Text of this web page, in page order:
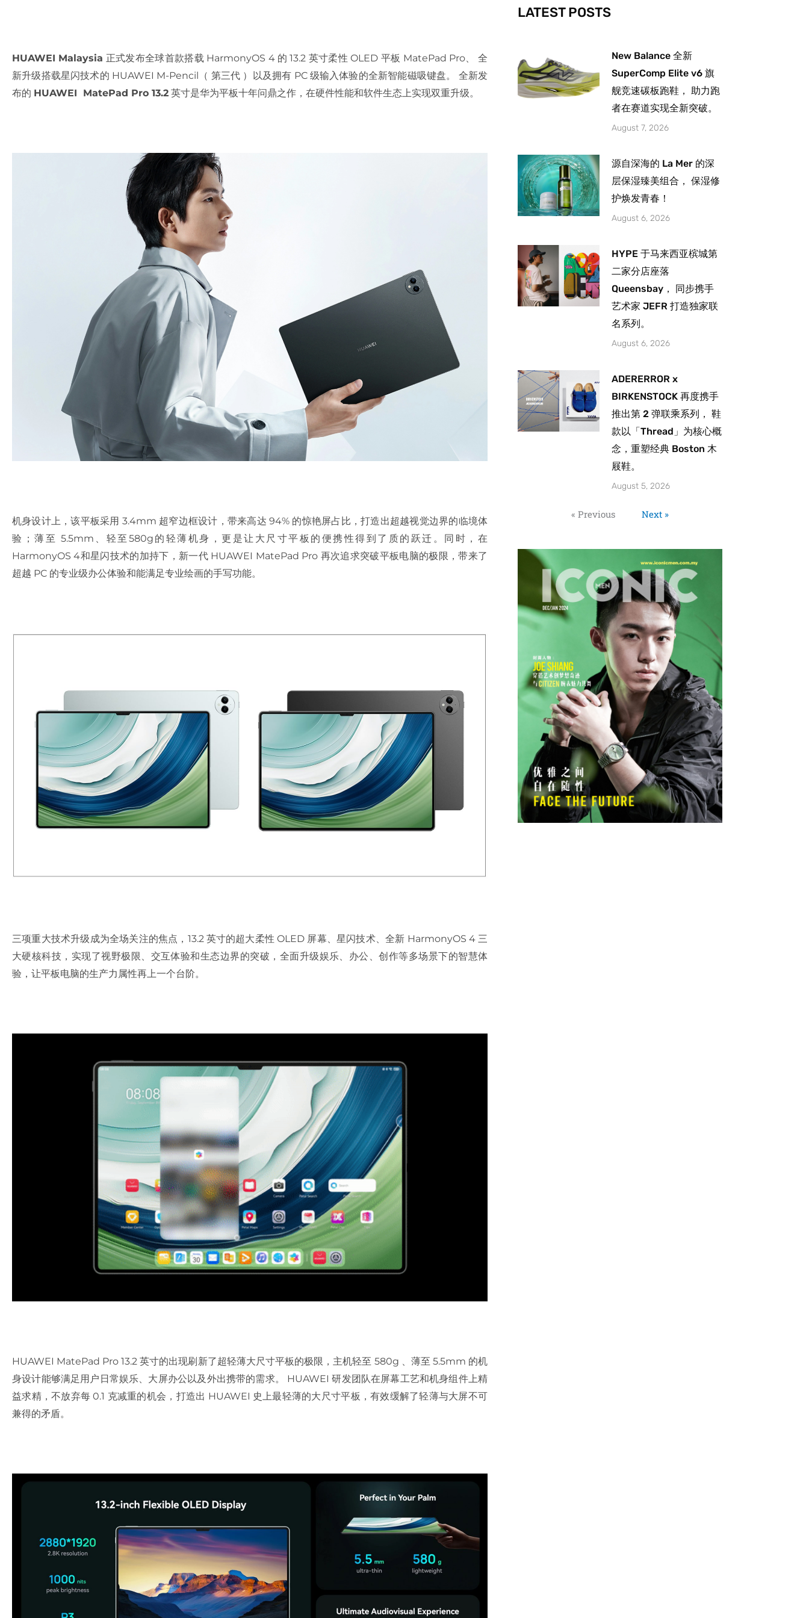
HUAWEI Malaysia 正式发布全球首款搭载 HarmonyOS 4 的 13.2 英寸柔性 OLED 平板 MatePad Pro、 全
新升级搭载星闪技术的 HUAWEI M-Pencil（ 第三代 ）以及拥有 PC 级输入体验的全新智能磁吸键盘。 全新发
布的 HUAWEI MatePad Pro 13.2 英寸是华为平板十年问鼎之作，在硬件性能和软件生态上实现双重升级。
机身设计上，该平板采用 3.4mm 超窄边框设计，带来高达 94% 的惊艳屏占比，打造出超越视觉边界的临境体
验；薄至 5.5mm、轻至580g的轻薄机身，更是让大尺寸平板的便携性得到了质的跃迁。同时，在
HarmonyOS 4和星闪技术的加持下，新一代 HUAWEI MatePad Pro 再次追求突破平板电脑的极限，带来了
超越 PC 的专业级办公体验和能满足专业绘画的手写功能。
三项重大技术升级成为全场关注的焦点，13.2 英寸的超大柔性 OLED 屏幕、星闪技术、全新 HarmonyOS 4 三
大硬核科技，实现了视野极限、交互体验和生态边界的突破，全面升级娱乐、办公、创作等多场景下的智慧体
验，让平板电脑的生产力属性再上一个台阶。
HUAWEI MatePad Pro 13.2 英寸的出现刷新了超轻薄大尺寸平板的极限，主机轻至 580g 、薄至 5.5mm 的机
身设计能够满足用户日常娱乐、大屏办公以及外出携带的需求。 HUAWEI 研发团队在屏幕工艺和机身组件上精
益求精，不放弃每 0.1 克减重的机会，打造出 HUAWEI 史上最轻薄的大尺寸平板，有效缓解了轻薄与大屏不可
兼得的矛盾。
-
f
m
LATEST POSTS
New Balance 全新
SuperComp Elite v6 旗
舰竞速碳板跑鞋， 助力跑
者在赛道实现全新突破。
August 7, 2026
源自深海的 La Mer 的深
层保湿臻美组合， 保湿修
护焕发青春！
August 6, 2026
HYPE 于马来西亚槟城第
二家分店座落
Queensbay， 同步携手
艺术家 JEFR 打造独家联
名系列。
August 6, 2026
ADERERROR x
BIRKENSTOCK 再度携手
推出第 2 弹联乘系列， 鞋
款以「Thread」为核心概
念，重塑经典 Boston 木
屐鞋。
August 5, 2026
« Previous Next »